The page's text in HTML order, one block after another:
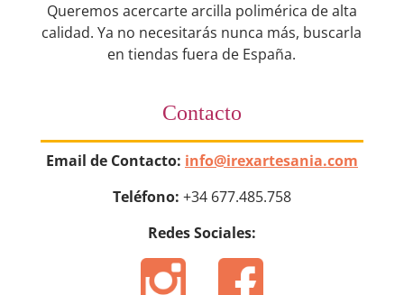
Queremos acercarte arcilla polimérica de alta
calidad. Ya no necesitarás nunca más, buscarla
en tiendas fuera de España.
Contacto
Email de Contacto: info@irexartesania.com
Teléfono: +34 677.485.758
Redes Sociales: